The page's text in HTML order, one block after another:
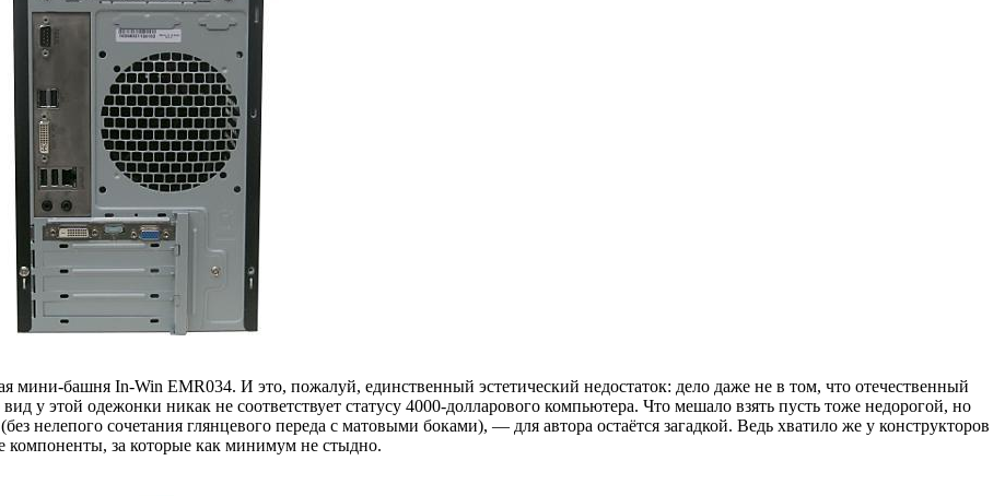
мини-башня In‑Win EMR034. И это, пожалуй, единственный эстетический недостаток: дело даже не в том, что отечественный
у этой одежонки никак не соответствует статусу 4000-долларового компьютера. Что мешало взять пусть тоже недорогой, но
нелепого сочетания глянцевого переда с матовыми боками), — для автора остаётся загадкой. Ведь хватило же у конструкторов
компоненты, за которые как минимум не стыдно.